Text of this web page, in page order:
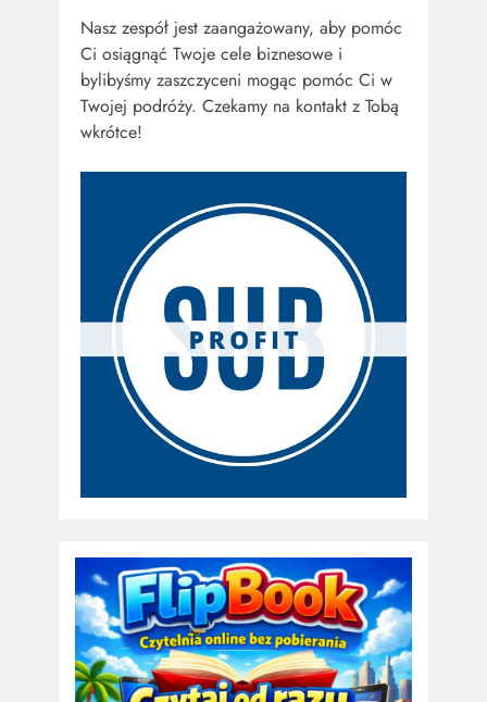
Nasz zespół jest zaangażowany, aby pomóc
Ci osiągnąć Twoje cele biznesowe i
bylibyśmy zaszczyceni mogąc pomóc Ci w
Twojej podróży. Czekamy na kontakt z Tobą
wkrótce!